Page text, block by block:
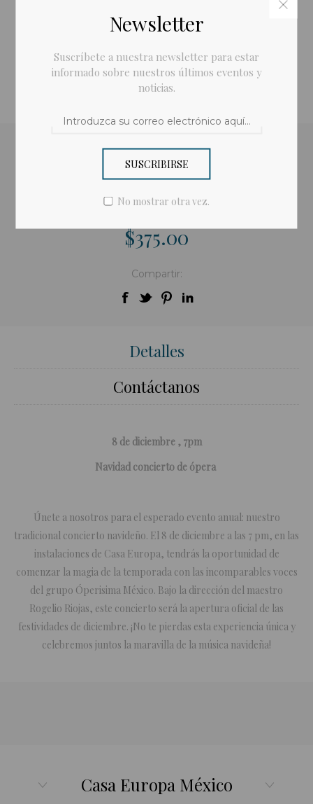
8 de diciembre / December 8th, 7pm
$375.00
Compartir:
Detalles
Contáctanos
8 de diciembre , 7pm
Navidad concierto de ópera
Únete a nosotros para el esperado evento anual: nuestro
tradicional concierto navideño. El 8 de diciembre a las 7 pm, en las
instalaciones de Casa Europa, tendrás la oportunidad de
comenzar la magia de la temporada con las incomparables voces
del grupo Óperisima México. Bajo la dirección del maestro
Rogelio Riojas, este concierto será la apertura oficial de las
festividades de diciembre. ¡No te pierdas esta experiencia única y
celebremos juntos la maravilla de la música navideña!
Casa Europa México
Newsletter
Suscríbete a nuestra newsletter para estar
informado sobre nuestros últimos eventos y
noticias.
SUSCRIBIRSE
No mostrar otra vez.